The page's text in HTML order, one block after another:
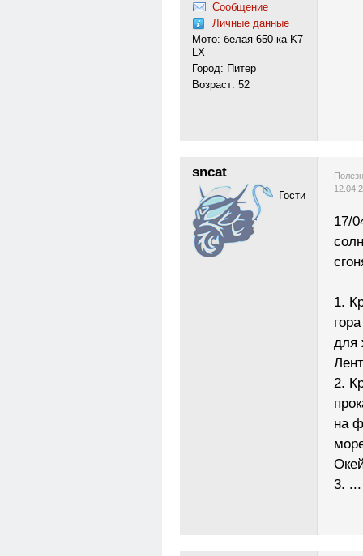
Сообщение
Личные данные
Мото: белая 650-ка K7
LX
Город: Питер
Возраст: 52
sncat
Гости
17/
1.
для
2.
на
3. ...